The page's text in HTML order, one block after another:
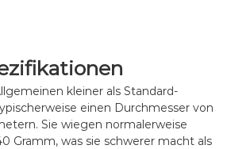
n
,
V
kleiner als Standard-
einen Durchmesser von
Sie wiegen normalerweise
Gramm, was sie schwerer macht als